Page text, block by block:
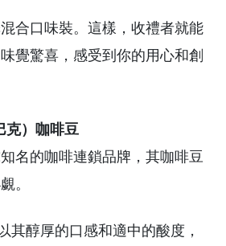
合口味裝。這樣，收禮者就能
覺驚喜，感受到你的用心和創
克）咖啡豆
名的咖啡連鎖品牌，其咖啡豆
。
其醇厚的口感和適中的酸度，